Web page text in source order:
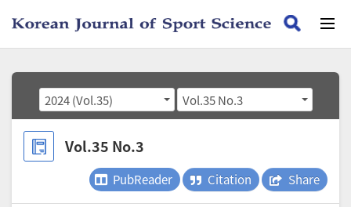
2024 (Vol.35) Vol.35 No.3
Vol.35 No.3
PubReader Citation Share